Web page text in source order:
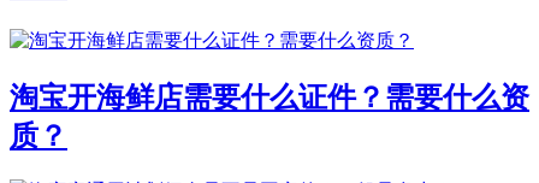
淘宝开海鲜店需要什么证件？需要什么资
质？